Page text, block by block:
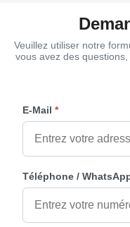
Veuillez utiliser notre
vous avez des
E-Mail *
Téléphone /